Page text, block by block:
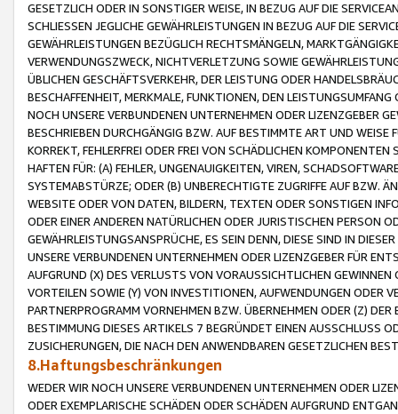
GESETZLICH ODER IN SONSTIGER WEISE, IN BEZUG AUF DIE
SCHLIESSEN JEGLICHE GEWÄHRLEISTUNGEN IN BEZUG AUF DIE
GEWÄHRLEISTUNGEN BEZÜGLICH RECHTSMÄNGELN,
VERWENDUNGSZWECK, NICHTVERLETZUNG SOWIE
ÜBLICHEN GESCHÄFTSVERKEHR, DER LEISTUNG ODER
BESCHAFFENHEIT, MERKMALE, FUNKTIONEN, DEN
NOCH UNSERE VERBUNDENEN UNTERNEHMEN ODER LIZENZGEBER
BESCHRIEBEN DURCHGÄNGIG BZW. AUF BESTIMMTE ART UND
KORREKT, FEHLERFREI ODER FREI VON SCHÄDLICHEN
HAFTEN FÜR: (A) FEHLER, UNGENAUIGKEITEN, VIREN,
SYSTEMABSTÜRZE; ODER (B) UNBERECHTIGTE ZUGRIFFE AUF BZW.
WEBSITE ODER VON DATEN, BILDERN, TEXTEN ODER SONSTIGEN
ODER EINER ANDEREN NATÜRLICHEN ODER JURISTISCHEN PERSON
GEWÄHRLEISTUNGSANSPRÜCHE, ES SEIN DENN, DIESE SIND IN
UNSERE VERBUNDENEN UNTERNEHMEN ODER LIZENZGEBER FÜR
AUFGRUND (X) DES VERLUSTS VON VORAUSSICHTLICHEN
VORTEILEN SOWIE (Y) VON INVESTITIONEN, AUFWENDUNGEN ODER
PARTNERPROGRAMM VORNEHMEN BZW. ÜBERNEHMEN ODER (Z)
BESTIMMUNG DIESES ARTIKELS 7 BEGRÜNDET EINEN AUSSCHLUSS
ZUSICHERUNGEN, DIE NACH DEN ANWENDBAREN GESETZLICHEN
8.Haftungsbeschränkungen
WEDER WIR NOCH UNSERE VERBUNDENEN UNTERNEHMEN ODER
ODER EXEMPLARISCHE SCHÄDEN ODER SCHÄDEN AUFGRUND